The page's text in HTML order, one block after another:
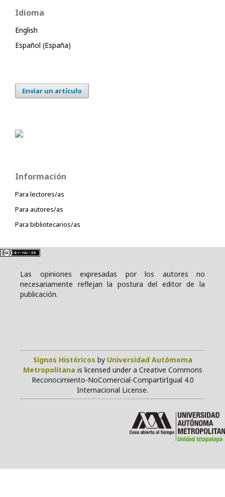
Idioma
English
Español (España)
Enviar un artículo
Información
Para lectores/as
Para autores/as
Para bibliotecarios/as
Las opiniones expresadas por los autores no
necesariamente reflejan la postura del editor de la
publicación.
Signos Históricos by Universidad Autómoma
Metropolitana is licensed under a Creative Commons
Reconocimiento-NoComercial-CompartirIgual 4.0
Internacional License.